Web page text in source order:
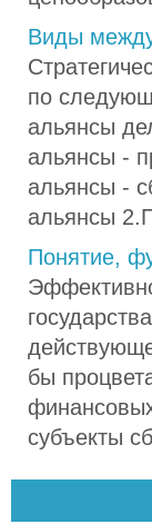
Виды
по
альянсы
альянсы -
альянсы -
альянсы
Понятие,
бы
субъекты